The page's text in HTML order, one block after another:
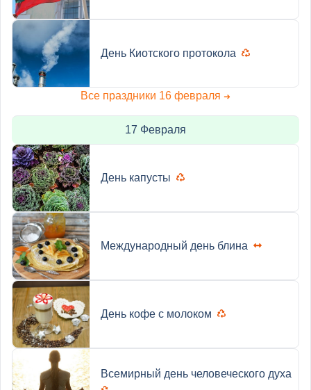
День Киотского протокола
Все праздники 16 февраля ➜
17 Февраля
День капусты
Международный день блина
День кофе с молоком
Всемирный день человеческого духа